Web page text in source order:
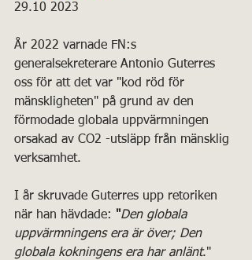
29.10 2023
År 2022 varnade FN:s
generalsekreterare Antonio Guterres
oss för att det var "kod röd för
mänskligheten" på grund av den
förmodade globala uppvärmningen
orsakad av CO2 -utsläpp från mänsklig
verksamhet.
I år skruvade Guterres upp retoriken
när han hävdade: "Den globala
uppvärmningens era är över; Den
globala kokningens era har anlänt."